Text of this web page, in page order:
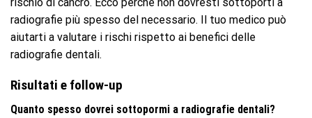
radiografie più spesso del necessario. Il tuo medico può
aiutarti a valutare i rischi rispetto ai benefici delle
radiografie dentali.
Risultati e follow-up
Quanto spesso dovrei sottopormi a radiografie dentali?